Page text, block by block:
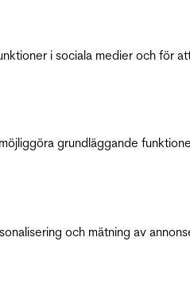
i sociala medier och för
grundläggande
och mätning av